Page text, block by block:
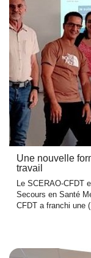
Une nouvelle
travail
Le SCERAO-CFDT
Secours en Santé
CFDT a franchi une